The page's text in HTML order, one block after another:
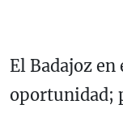
El Badajoz en
oportunidad;